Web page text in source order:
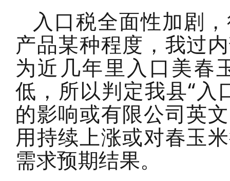
入口税全面性加剧
产品某种程度，我过
为近几年里入口美春
低，所以判定我县“入
的影响或有限公司英
用持续上涨或对春玉
需求预期结果。